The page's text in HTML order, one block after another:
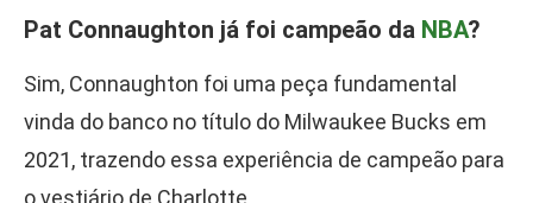
Pat Connaughton já foi campeão da NBA?
Sim, Connaughton foi uma peça fundamental
vinda do banco no título do Milwaukee Bucks em
2021, trazendo essa experiência de campeão para
o vestiário de Charlotte.